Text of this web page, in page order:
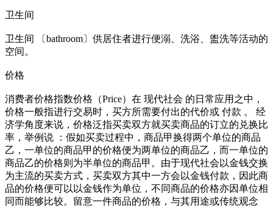
卫生间
卫生间 〔bathroom〕供居住者进行便溺、洗浴、盥洗等活动的
空间。
价格
消费者价格指数价格（Price）在 现代社会 的日常应用之中，
价格一般指进行交易时，买方所需要付出的代价或 付款 。 经
济学角度来说，价格泛指买卖双方就买卖商品的订立的兑换比
率，举例说 ：假如买卖过程中，商品甲换得两个单位的商品
乙，一单位的商品甲的价格便为两单位的商品乙，而一单位的
商品乙的价格则为半单位的商品甲。由于现代社会以金钱交换
为主流的买卖方式，买卖双方其中一方会以金钱付款，因此商
品的价格便可以以金钱作为单位，不同商品的价格亦因单位相
同而能够比较。留意一件商品的价格，与其用途或传统观念